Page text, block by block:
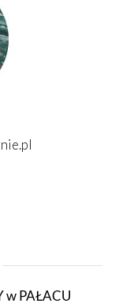
w PAŁACU